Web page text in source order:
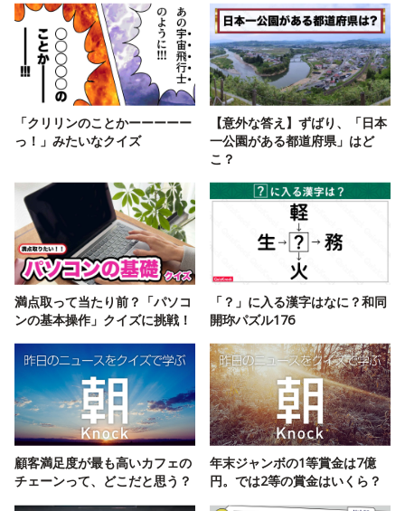
「クリリンのことかーーーーー
っ！」みたいなクイズ
【意外な答え】ずばり、「日本
一公園がある都道府県」はど
こ？
満点取って当たり前？「パソコ
ンの基本操作」クイズに挑戦！
「？」に入る漢字はなに？和同
開珎パズル176
顧客満足度が最も高いカフェの
チェーンって、どこだと思う？
年末ジャンボの1等賞金は7億
円。では2等の賞金はいくら？